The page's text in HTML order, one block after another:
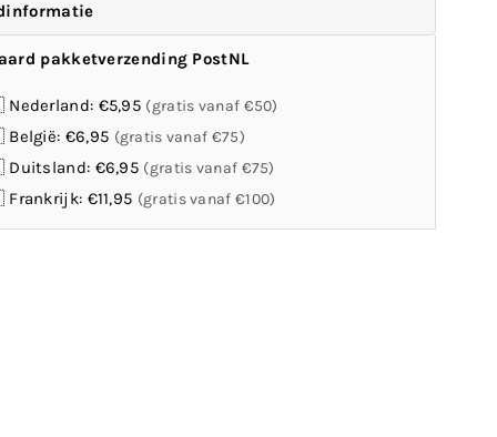
pakketverzending PostNL
€5,95 (gratis vanaf €50)
€6,95 (gratis vanaf €75)
€6,95 (gratis vanaf €75)
€11,95 (gratis vanaf €100)